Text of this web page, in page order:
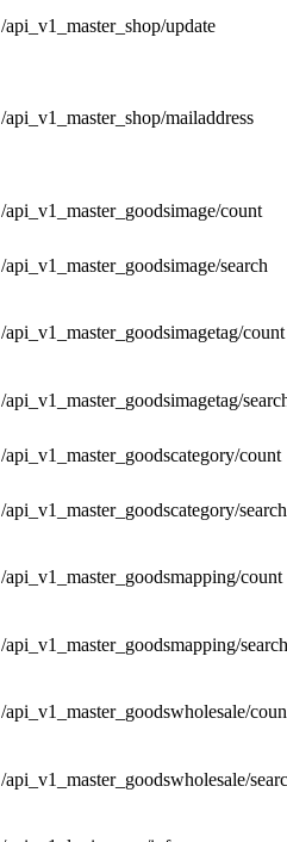
/api_v1_master_shop/update
/api_v1_master_shop/mailaddress
/api_v1_master_goodsimage/count
/api_v1_master_goodsimage/search
/api_v1_master_goodsimagetag/count
/api_v1_master_goodsimagetag/
/api_v1_master_goodscategory/count
/api_v1_master_goodscategory/search
/api_v1_master_goodsmapping/count
/api_v1_master_goodsmapping/search
/api_v1_master_goodswholesale/
/api_v1_master_goodswholesale/